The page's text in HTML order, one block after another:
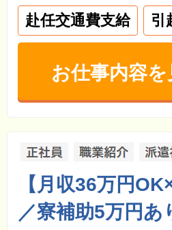
赴任交通費支給 引
お仕事内容を
【月収36万円
／寮補助5万円あ